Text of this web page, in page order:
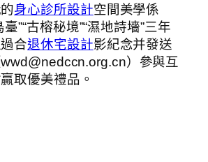
身心診所設計空間美學係
”“古榕秘境”“濕地詩墻”三年
合退休宅設計影紀念并發送
）參與互
取優美禮品。